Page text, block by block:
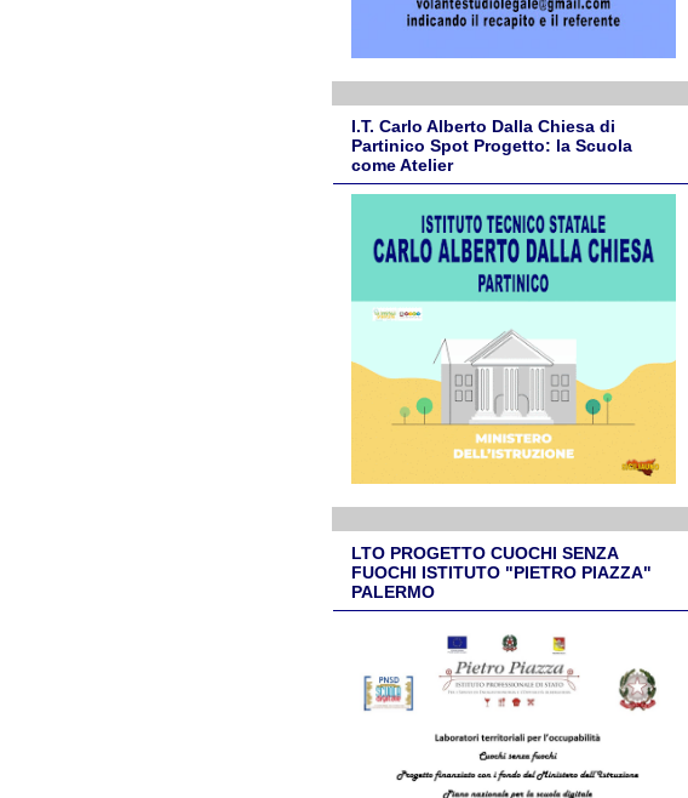
I.T. Carlo Alberto Dalla Chiesa di
Partinico Spot Progetto: la Scuola
come Atelier
LTO PROGETTO CUOCHI SENZA
FUOCHI ISTITUTO "PIETRO PIAZZA"
PALERMO